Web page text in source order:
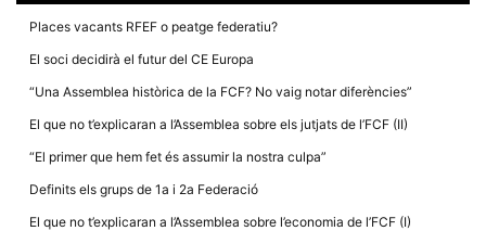
Places vacants RFEF o peatge federatiu?
El soci decidirà el futur del CE Europa
“Una Assemblea històrica de la FCF? No vaig notar diferències”
El que no t’explicaran a l’Assemblea sobre els jutjats de l’FCF (II)
“El primer que hem fet és assumir la nostra culpa”
Definits els grups de 1a i 2a Federació
El que no t’explicaran a l’Assemblea sobre l’economia de l’FCF (I)
Aquestes
cookies no
són
opcionals,
són
necessàries
tècnic de la